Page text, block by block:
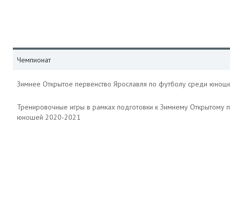
Чемпионат
Зимнее Открытое первенство Ярославля по футболу среди
Тренировочные игры в рамках подготовки к Зимнему Открытому
юношей 2020-2021